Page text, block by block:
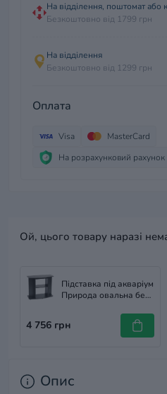
На відділення, поштомат або
Безкоштовно від 1799 грн
На відділення
Безкоштовно від 1299 грн
Оплата
Visa
MasterCard
На розрахунковий рахунок
Ой, цього товару наразі
Підставка під акваріум
Природа овальна без
4 756 грн
Опис